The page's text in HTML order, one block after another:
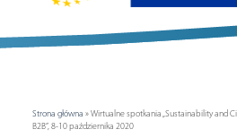
Strona główna »Wirtualne spotkania „Sustainability and
B2B”, 8-10 października 2020